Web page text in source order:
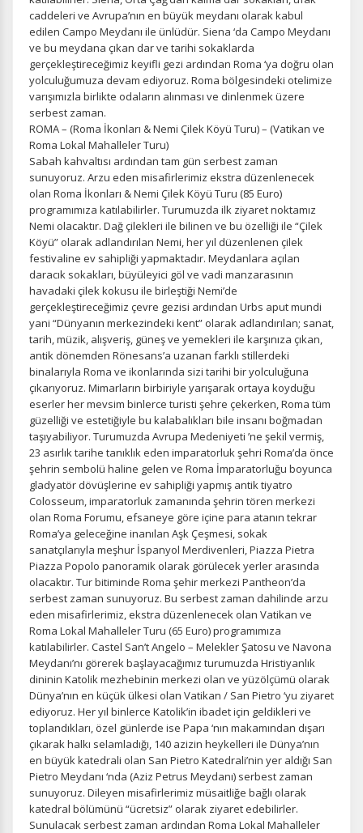
ÇEREZ KULLANIM AYARLARINIZ
Çerez tercihlerinizibelirleyin.
Daha fazla bilgi içinKVKK bilgilendirmemizi,çerez kullanımve
gizlilik koşullarını
Zorunlu Çerezler HER ZAMAN AKTIF
Oturum yönetimi, güvenlik ve temel site işlevleri için
gereklidir. Bu çerezler olmadan site düzgün çalışmaz ve
devre dışı bırakılamaz.
İstatistik Çerezleri
Ziyaretçilerin siteyi nasıl kullandığını anonim olarak
ölçeriz. Hangi sayfaların popüler olduğunu ve
kullanıcıların nerede zorluk yaşadığını anlamamıza
yardımcı olur.
Pazarlama Çerezleri
Size ve ilgi alanlarınıza uygun reklamlar göstermek için
kullanılır. Kapatırsanız reklamları görmeye devam
edersiniz, ancak daha az alakalı olabilirler.
Tercihleri Kaydet
caddeleri ve Avrupa’nın en büyük meydanı olarak kabul
edilen Campo Meydanı ile ünlüdür. Siena ‘da Campo Meydanı
ve bu meydana çıkan dar ve tarihi sokaklarda
gerçekleştireceğimiz keyifli gezi ardından Roma ‘ya doğru olan
yolculuğumuza devam ediyoruz. Roma bölgesindeki otelimize
varışımızla birlikte odaların alınması ve dinlenmek üzere
serbest zaman.
ROMA – (Roma İkonları & Nemi Çilek Köyü Turu) – (Vatikan ve
Roma Lokal Mahalleler Turu)
Sabah kahvaltısı ardından tam gün serbest zaman
sunuyoruz. Arzu eden misafirlerimiz ekstra düzenlenecek
olan Roma İkonları & Nemi Çilek Köyü Turu (85 Euro)
programımıza katılabilirler. Turumuzda ilk ziyaret noktamız
Nemi olacaktır. Dağ çilekleri ile bilinen ve bu özelliği ile “Çilek
Köyü” olarak adlandırılan Nemi, her yıl düzenlenen çilek
festivaline ev sahipliği yapmaktadır. Meydanlara açılan
daracık sokakları, büyüleyici göl ve vadi manzarasının
havadaki çilek kokusu ile birleştiği Nemi’de
gerçekleştireceğimiz çevre gezisi ardından Urbs aput mundi
yani “Dünyanın merkezindeki kent” olarak adlandırılan; sanat,
tarih, müzik, alışveriş, güneş ve yemekleri ile karşınıza çıkan,
antik dönemden Rönesans’a uzanan farklı stillerdeki
binalarıyla Roma ve ikonlarında sizi tarihi bir yolculuğuna
çıkarıyoruz. Mimarların birbiriyle yarışarak ortaya koyduğu
eserler her mevsim binlerce turisti şehre çekerken, Roma tüm
güzelliği ve estetiğiyle bu kalabalıkları bile insanı boğmadan
taşıyabiliyor. Turumuzda Avrupa Medeniyeti ’ne şekil vermiş,
23 asırlık tarihe tanıklık eden imparatorluk şehri Roma’da önce
şehrin sembolü haline gelen ve Roma İmparatorluğu boyunca
gladyatör dövüşlerine ev sahipliği yapmış antik tiyatro
Colosseum, imparatorluk zamanında şehrin tören merkezi
olan Roma Forumu, efsaneye göre içine para atanın tekrar
Roma’ya geleceğine inanılan Aşk Çeşmesi, sokak
sanatçılarıyla meşhur İspanyol Merdivenleri, Piazza Pietra
Piazza Popolo panoramik olarak görülecek yerler arasında
olacaktır. Tur bitiminde Roma şehir merkezi Pantheon’da
serbest zaman sunuyoruz. Bu serbest zaman dahilinde arzu
eden misafirlerimiz, ekstra düzenlenecek olan Vatikan ve
Roma Lokal Mahalleler Turu (65 Euro) programımıza
katılabilirler. Castel San’t Angelo – Melekler Şatosu ve Navona
Meydanı’nı görerek başlayacağımız turumuzda Hristiyanlık
dininin Katolik mezhebinin merkezi olan ve yüzölçümü olarak
Dünya’nın en küçük ülkesi olan Vatikan / San Pietro ‘yu ziyaret
ediyoruz. Her yıl binlerce Katolik’in ibadet için geldikleri ve
toplandıkları, özel günlerde ise Papa ‘nın makamından dışarı
çıkarak halkı selamladığı, 140 azizin heykelleri ile Dünya’nın
en büyük katedrali olan San Pietro Katedrali’nin yer aldığı San
Pietro Meydanı ‘nda (Aziz Petrus Meydanı) serbest zaman
sunuyoruz. Dileyen misafirlerimiz müsaitliğe bağlı olarak
katedral bölümünü “ücretsiz” olarak ziyaret edebilirler.
Sunulacak serbest zaman ardından Roma Lokal Mahalleler